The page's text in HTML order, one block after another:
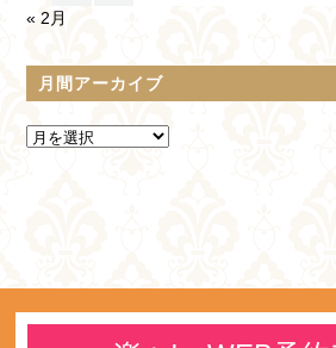
« 2月
月間アーカイブ